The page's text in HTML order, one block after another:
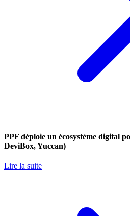
PPF déploie un écosystème digital
DeviBox, Yuccan)
Lire la suite